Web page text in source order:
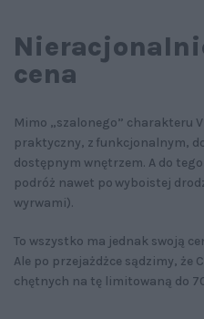
cena
Mimo „szalonego” charakteru
praktyczny, z funkcjonalnym,
dostępnym wnętrzem. A do
podróż nawet po wyboistej
wyrwami).
To wszystko ma jednak swoją
Ale po przejażdżce sądzimy, że
chętnych na tę limitowaną do